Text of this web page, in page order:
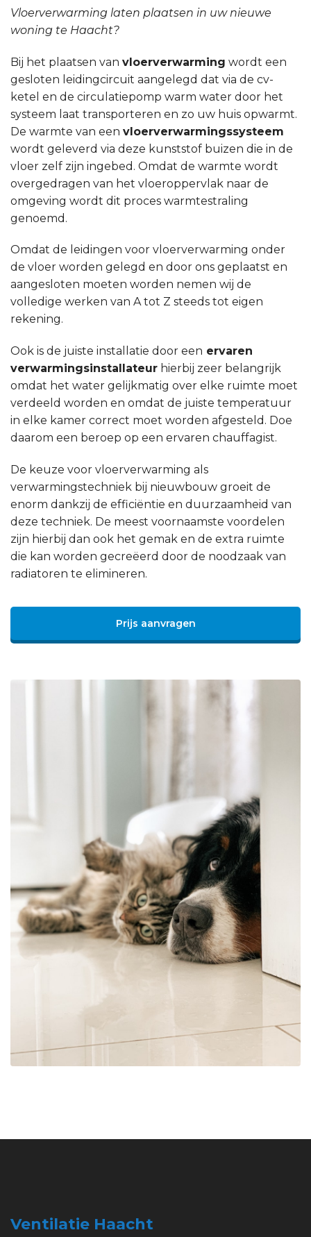
Vloerverwarming laten plaatsen in uw nieuwe
woning te Haacht?
Bij het plaatsen van vloerverwarming wordt een
gesloten leidingcircuit aangelegd dat via de cv-
ketel en de circulatiepomp warm water door het
systeem laat transporteren en zo uw huis opwarmt.
De warmte van een vloerverwarmingssysteem
wordt geleverd via deze kunststof buizen die in de
vloer zelf zijn ingebed. Omdat de warmte wordt
overgedragen van het vloeroppervlak naar de
omgeving wordt dit proces warmtestraling
genoemd.
Omdat de leidingen voor vloerverwarming onder
de vloer worden gelegd en door ons geplaatst en
aangesloten moeten worden nemen wij de
volledige werken van A tot Z steeds tot eigen
rekening.
Ook is de juiste installatie door een ervaren
verwarmingsinstallateur hierbij zeer belangrijk
omdat het water gelijkmatig over elke ruimte moet
verdeeld worden en omdat de juiste temperatuur
in elke kamer correct moet worden afgesteld. Doe
daarom een beroep op een ervaren chauffagist.
De keuze voor vloerverwarming als
verwarmingstechniek bij nieuwbouw groeit de
enorm dankzij de efficiëntie en duurzaamheid van
deze techniek. De meest voornaamste voordelen
zijn hierbij dan ook het gemak en de extra ruimte
die kan worden gecreëerd door de noodzaak van
radiatoren te elimineren.
Prijs aanvragen
Ventilatie Haacht